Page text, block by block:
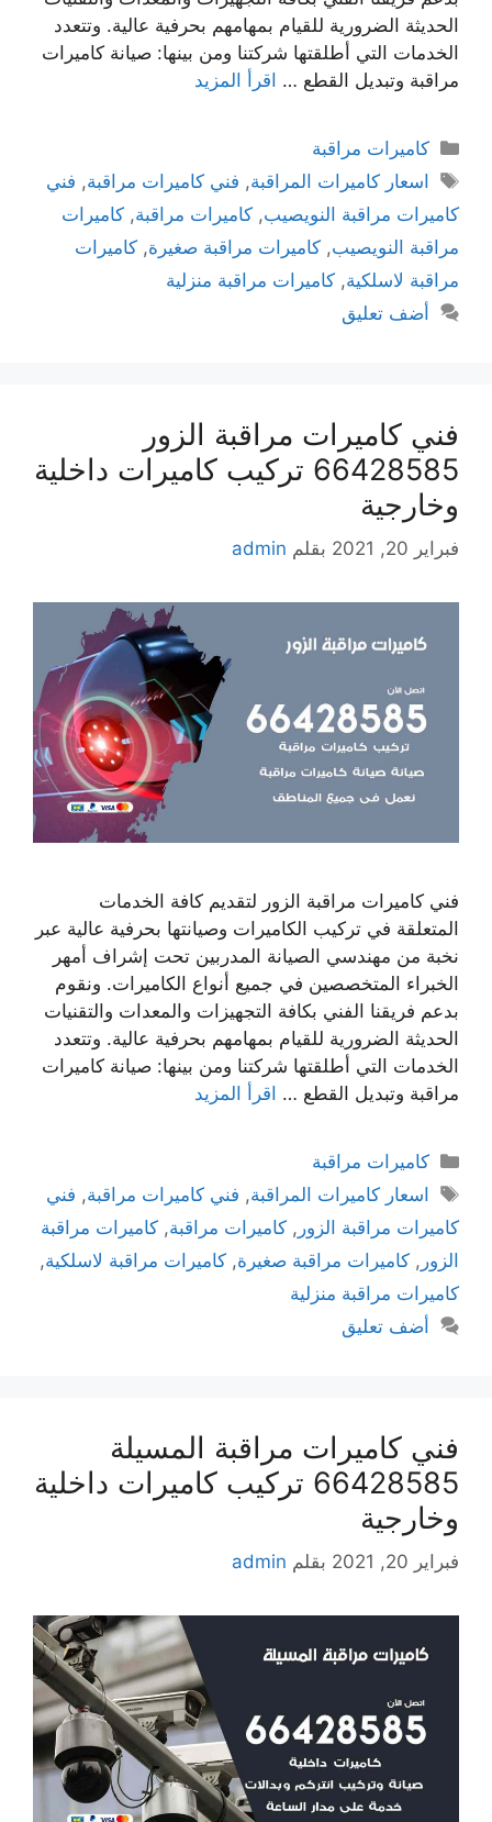
الحديثة الضرورية للقيام بمهامهم بحرفية عالية. وتتعدد
الخدمات التي أطلقتها شركتنا ومن بينها: صيانة كاميرات
مراقبة وتبديل القطع … اقرأ المزيد
كاميرات مراقبة
اسعار كاميرات المراقبة, فني كاميرات مراقبة, فني
كاميرات مراقبة النويصيب, كاميرات مراقبة, كاميرات
مراقبة النويصيب, كاميرات مراقبة صغيرة, كاميرات
مراقبة لاسلكية, كاميرات مراقبة منزلية
أضف تعليق
فني كاميرات مراقبة الزور
66428585 تركيب كاميرات داخلية
وخارجية
فبراير 20, 2021 بقلم admin
فني كاميرات مراقبة الزور لتقديم كافة الخدمات
المتعلقة في تركيب الكاميرات وصيانتها بحرفية عالية عبر
نخبة من مهندسي الصيانة المدربين تحت إشراف أمهر
الخبراء المتخصصين في جميع أنواع الكاميرات. ونقوم
بدعم فريقنا الفني بكافة التجهيزات والمعدات والتقنيات
الحديثة الضرورية للقيام بمهامهم بحرفية عالية. وتتعدد
الخدمات التي أطلقتها شركتنا ومن بينها: صيانة كاميرات
مراقبة وتبديل القطع … اقرأ المزيد
كاميرات مراقبة
اسعار كاميرات المراقبة, فني كاميرات مراقبة, فني
كاميرات مراقبة الزور , كاميرات مراقبة, كاميرات مراقبة
الزور , كاميرات مراقبة صغيرة, كاميرات مراقبة لاسلكية,
كاميرات مراقبة منزلية
أضف تعليق
فني كاميرات مراقبة المسيلة
66428585 تركيب كاميرات داخلية
وخارجية
فبراير 20, 2021 بقلم admin